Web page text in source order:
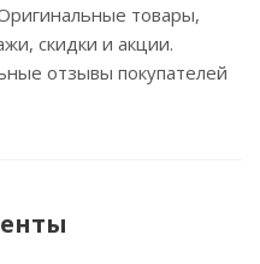
товары,
скидки и акции.
отзывы покупателей